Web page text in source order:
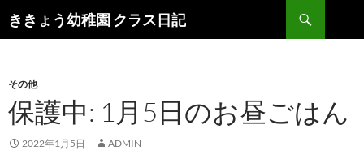
ききょう幼稚園 クラス日記
索
ン
ツ
へ
ス
その他
保護中: 1月5日のお昼ごはん
2022年1月5日 ADMIN